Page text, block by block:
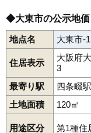
◆大東市の公示地価
地点名 大東市-1
住居表示
大阪府
3
最寄り駅
四条畷
土地面積
120㎡
用途区分 第1種住